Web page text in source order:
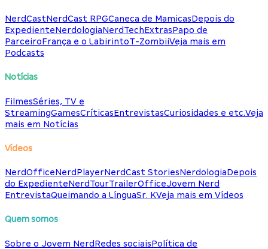
NerdCastNerdCast RPGCaneca de MamicasDepois do
ExpedienteNerdologiaNerdTechExtrasPapo de
ParceiroFrança e o LabirintoT-ZombiiVeja mais em
Podcasts
Notícias
FilmesSéries, TV e
StreamingGamesCríticasEntrevistasCuriosidades e etc.Veja
mais em Notícias
Vídeos
NerdOfficeNerdPlayerNerdCast StoriesNerdologiaDepois
do ExpedienteNerdTourTrailerOfficeJovem Nerd
EntrevistaQueimando a LínguaSr. KVeja mais em Vídeos
Quem somos
Sobre o Jovem NerdRedes sociaisPolítica de